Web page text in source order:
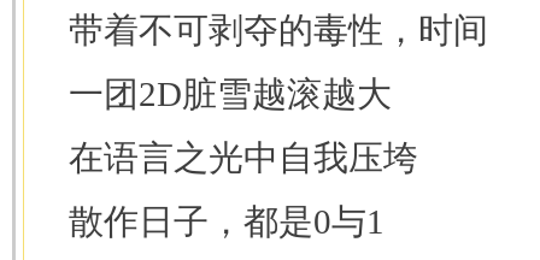
带着不可剥夺的毒性，时间
一团2D脏雪越滚越大
在语言之光中自我压垮
散作日子，都是0与1